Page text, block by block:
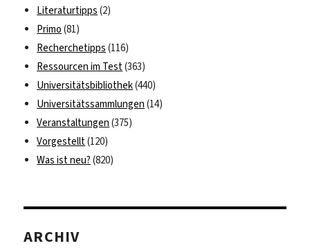
Literaturtipps (2)
Primo (81)
Recherchetipps (116)
Ressourcen im Test(363)
Universitätsbibliothek(440)
Universitätssammlungen (14)
Veranstaltungen (375)
Vorgestellt(120)
Was ist neu? (820)
ARCHIV